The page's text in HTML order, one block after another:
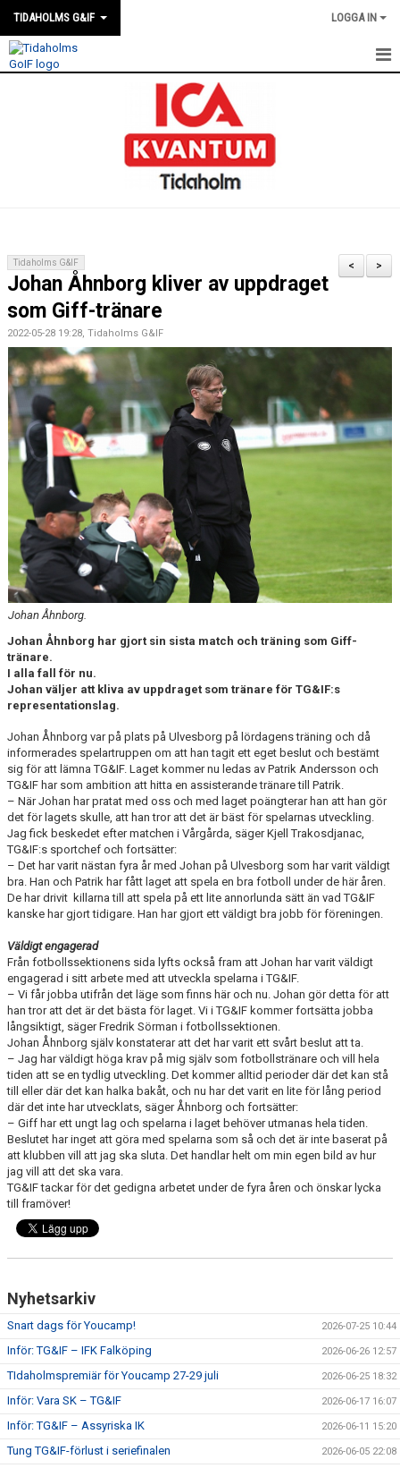
TIDAHOLMS G&IF LOGGA IN
FÖRENINGEN
GAMLA GIFFS TORSDAGSTRÄFFAR
MATCHER
CUPER ARBETSBESKRIVNING
PLANSCHEMA
>
<
Tidaholms G&IF
Johan Åhnborg kliver av uppdraget
som Giff-tränare
2022-05-28 19:28, Tidaholms G&IF
Johan Åhnborg.
Johan Åhnborg har gjort sin sista match och träning som Giff-
tränare.
I alla fall för nu.
Johan väljer att kliva av uppdraget som tränare för TG&IF:s
representationslag.
Johan Åhnborg var på plats på Ulvesborg på lördagens träning och då
informerades spelartruppen om att han tagit ett eget beslut och bestämt
sig för att lämna TG&IF. Laget kommer nu ledas av Patrik Andersson och
TG&IF har som ambition att hitta en assisterande tränare till Patrik.
– När Johan har pratat med oss och med laget poängterar han att han gör
det för lagets skulle, att han tror att det är bäst för spelarnas utveckling.
Jag fick beskedet efter matchen i Vårgårda, säger Kjell Trakosdjanac,
TG&IF:s sportchef och fortsätter:
– Det har varit nästan fyra år med Johan på Ulvesborg som har varit väldigt
bra. Han och Patrik har fått laget att spela en bra fotboll under de här åren.
De har drivit killarna till att spela på ett lite annorlunda sätt än vad TG&IF
kanske har gjort tidigare. Han har gjort ett väldigt bra jobb för föreningen.
Väldigt engagerad
Från fotbollssektionens sida lyfts också fram att Johan har varit väldigt
engagerad i sitt arbete med att utveckla spelarna i TG&IF.
– Vi får jobba utifrån det läge som finns här och nu. Johan gör detta för att
han tror att det är det bästa för laget. Vi i TG&IF kommer fortsätta jobba
långsiktigt, säger Fredrik Sörman i fotbollssektionen.
Johan Åhnborg själv konstaterar att det har varit ett svårt beslut att ta.
– Jag har väldigt höga krav på mig själv som fotbollstränare och vill hela
tiden att se en tydlig utveckling. Det kommer alltid perioder där det kan stå
till eller där det kan halka bakåt, och nu har det varit en lite för lång period
där det inte har utvecklats, säger Åhnborg och fortsätter:
– Giff har ett ungt lag och spelarna i laget behöver utmanas hela tiden.
Beslutet har inget att göra med spelarna som så och det är inte baserat på
att klubben vill att jag ska sluta. Det handlar helt om min egen bild av hur
jag vill att det ska vara.
TG&IF tackar för det gedigna arbetet under de fyra åren och önskar lycka
till framöver!
Nyhetsarkiv
Snart dags för Youcamp! 2026-07-25 10:44
Inför: TG&IF – IFK Falköping 2026-06-26 12:57
TIdaholmspremiär för Youcamp 27-29 juli 2026-06-25 18:32
Inför: Vara SK – TG&IF 2026-06-17 16:07
Inför: TG&IF – Assyriska IK 2026-06-11 15:20
Tung TG&IF-förlust i seriefinalen 2026-06-05 22:08